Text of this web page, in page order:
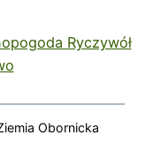
pogoda Ryczywół
Obornicka